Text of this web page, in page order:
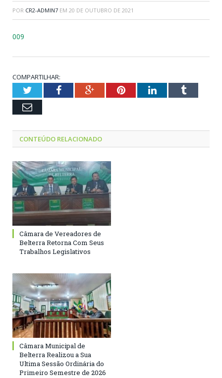
POR CR2-ADMIN7 EM 20 DE OUTUBRO DE 2021
009
COMPARTILHAR:
TwitterFacebookGoogle+PinterestLinkedInTumblr
Email
CONTEÚDO RELACIONADO
Câmara de Vereadores de
Belterra Retorna Com Seus
Trabalhos Legislativos
Câmara Municipal de
Belterra Realizou a Sua
Ultima Sessão Ordinária do
Primeiro Semestre de 2026